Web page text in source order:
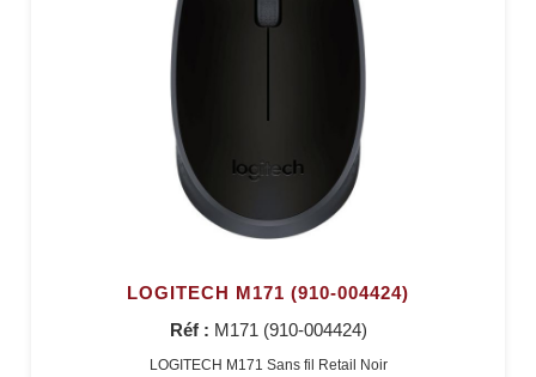
LOGITECH M171 (910-004424)
Réf : M171 (910-004424)
LOGITECH M171 Sans fil Retail Noir